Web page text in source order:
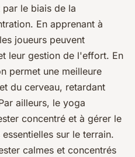
par le biais de la
En apprenant à
joueurs peuvent
leur gestion de l'effort. En
permet une meilleure
du cerveau, retardant
ailleurs, le yoga
concentré et à gérer le
sur le terrain.
calmes et concentrés